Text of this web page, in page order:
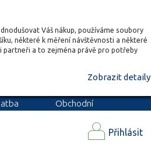
Váš nákup, používáme soubory
některé k měření návštěvnosti a některé
partneři a to zejména právě pro potřeby
Zobrazit detaily
Obchodní
Přihlásit